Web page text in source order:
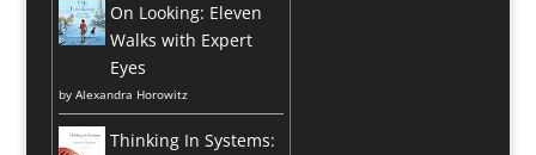
On Looking: Eleven
Walks with Expert
Eyes
by Alexandra Horowitz
Thinking In Systems: